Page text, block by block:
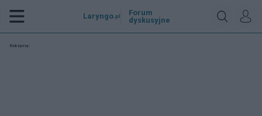
Laryngo.pl
Forum
dyskusyjne
Reklama: